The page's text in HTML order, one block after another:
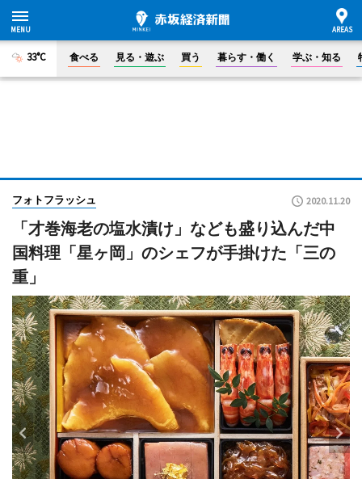
33°C 食べる 見る・遊ぶ 買う 暮らす・働く 学ぶ・知る
フォトフラッシュ 2020.11.20
「才巻海老の塩水漬け」なども盛り込んだ中
国料理「星ヶ岡」のシェフが手掛けた「三の
重」